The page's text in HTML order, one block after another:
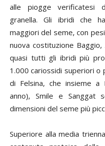
alle piogge verificatesi
granella. Gli ibridi che
maggiori del seme, con
nuova costituzione
quasi tutti gli ibridi più
1.000 cariossidi superiori o
di Felsina, che insieme
anno), Smile e Sanggat
dimensioni del seme più
Superiore alla media